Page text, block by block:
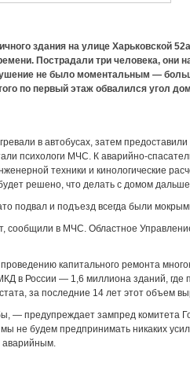
здания на улице Харьковской
Пострадали три человека, они
не было моментальным —
по первый этаж обвалился угол
в автобусах, затем
психологи МЧС. К аварийно-
техники и кинологические
решено, что делать с домом
подвал и подъезд всегда были
сообщили в МЧС. Областное
капитального ремонта
в России — 1,6 миллиона зданий, где
за последние 14 лет этот объем
— предупреждает зампред комитета
будем предпринимать никаких
аварийным.